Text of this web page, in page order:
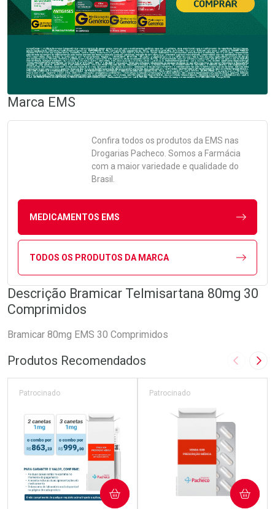
Marca EMS
Confira todos os produtos da EMS nas
Drogarias Pacheco. Somos a Farmácia
com a maior variedade e qualidade do
Brasil.
MEDICAMENTOS EMS
TODOS OS PRODUTOS DA MARCA
Descrição Bramicar Telmisartana 80mg 30
Comprimidos
Bramicar 80mg EMS 30 Comprimidos
Produtos Recomendados Imagem
Patrocinado
COMPRAR
Patrocinado
COMPRAR